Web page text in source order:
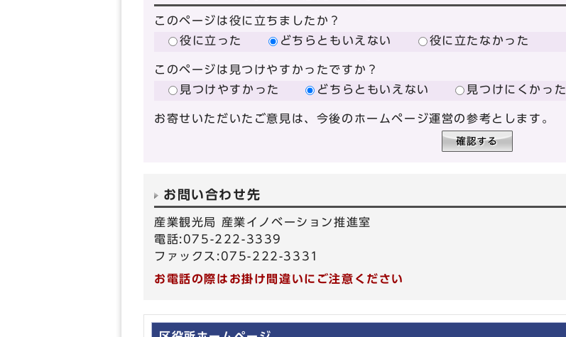
このページは役に立ちましたか？
役に立った
どちらともいえない 役に立たなかった
このページは見つけやすかったですか？
見つけやすかった
どちらともいえない 見つけにくかった
お寄せいただいたご意見は、今後のホームページ運営の参考とします。
お問い合わせ先
産業観光局 産業イノベーション推進室
電話:075-222-3339
ファックス:075-222-3331
お電話の際はお掛け間違いにご注意ください